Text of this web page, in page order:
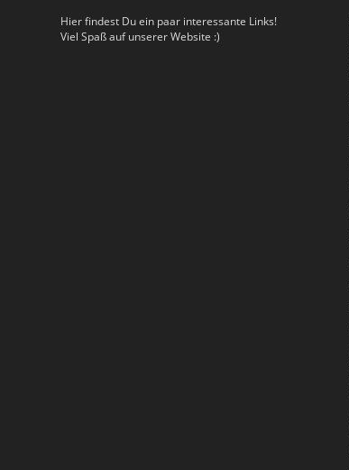
Hier findest Du ein paar interessante Links!
Viel Spaß auf unserer Website :)